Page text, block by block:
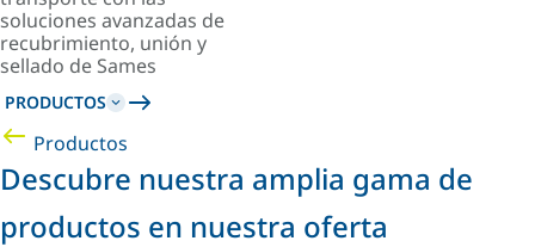
soluciones avanzadas de
recubrimiento, unión y
sellado de Sames
PRODUCTOS
Productos
Descubre nuestra amplia gama de
productos en nuestra oferta